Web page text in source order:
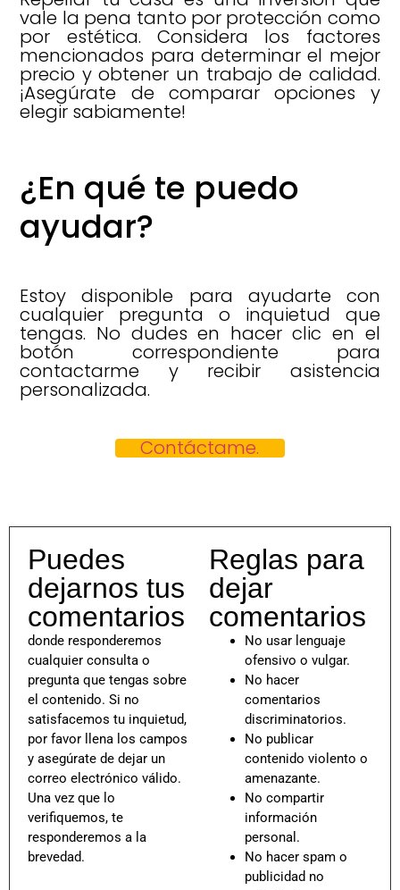
vale la pena tanto por protección como
por estética. Considera los factores
mencionados para determinar el mejor
precio y obtener un trabajo de calidad.
¡Asegúrate de comparar opciones y
elegir sabiamente!
¿En qué te puedo
ayudar?
Estoy disponible para ayudarte con
cualquier pregunta o inquietud que
tengas. No dudes en hacer clic en el
botón correspondiente para
contactarme y recibir asistencia
personalizada.
Contáctame.
Reglas para
dejar
comentarios
No usar lenguaje
ofensivo o vulgar.
No hacer
comentarios
discriminatorios.
No publicar
contenido violento o
amenazante.
No compartir
información
personal.
No hacer spam o
publicidad no
Puedes
dejarnos tus
comentarios
donde responderemos
cualquier consulta o
pregunta que tengas sobre
el contenido. Si no
satisfacemos tu inquietud,
por favor llena los campos
y asegúrate de dejar un
correo electrónico válido.
Una vez que lo
verifiquemos, te
responderemos a la
brevedad.